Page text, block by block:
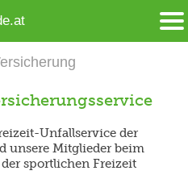
Unfallservice der
unsere Mitglieder beim
sportlichen Freizeit